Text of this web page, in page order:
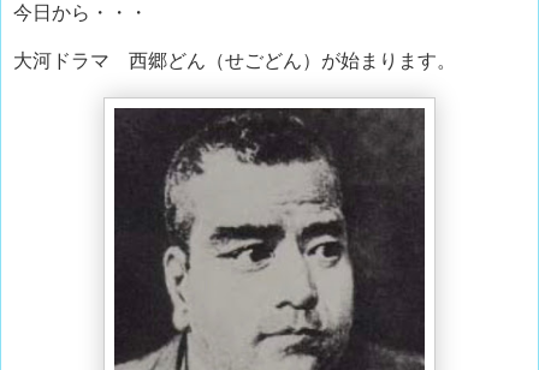
今日から・・・
大河ドラマ 西郷どん（せごどん）が始まります。